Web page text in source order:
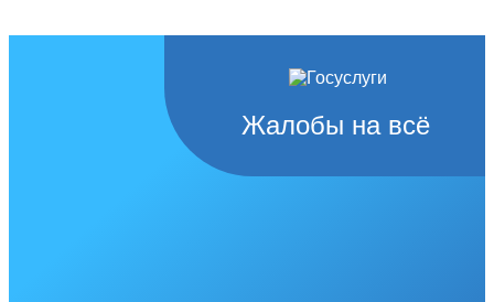
Жалобы на всё